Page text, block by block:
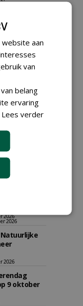
2026
op 1 en
2026
2026
2026
9 oktober
aan
van
belang
ervaring
Lees verder